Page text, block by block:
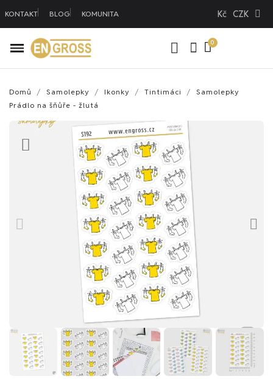
KONTAKT BLOG KOMUNITA Kč CZK
Domů Samolepky Ikonky Tintimáci
Samolepky
Prádlo na šňůře - žlutá